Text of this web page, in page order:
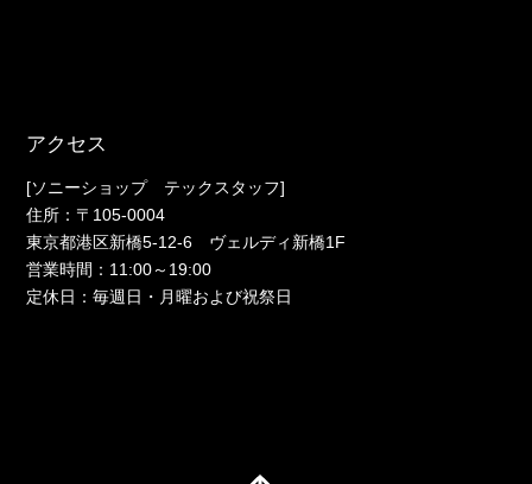
アクセス
[ソニーショップ テックスタッフ]
住所：〒105-0004
東京都港区新橋5-12-6 ヴェルディ新橋1F
営業時間：11:00～19:00
定休日：毎週日・月曜および祝祭日